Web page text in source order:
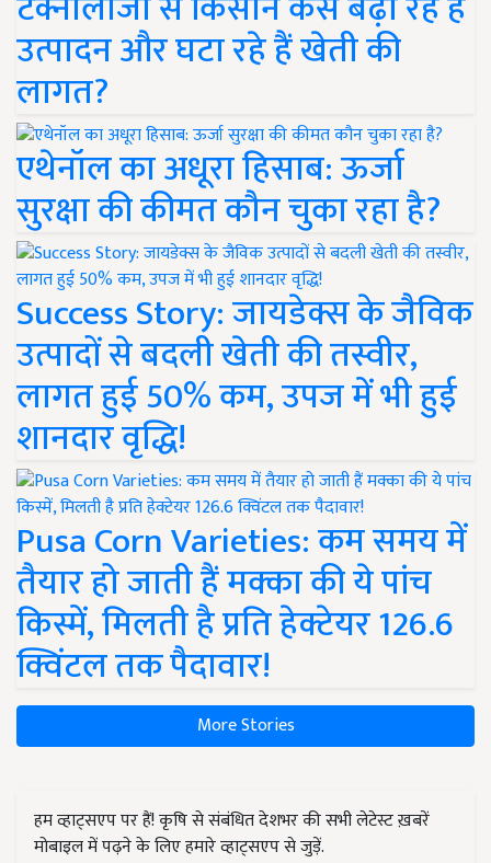
उत्पादन और घटा रहे हैं खेती की
लागत?
एथेनॉल का अधूरा हिसाब: ऊर्जा
सुरक्षा की कीमत कौन चुका रहा है?
Success Story: जायडेक्स के जैविक
उत्पादों से बदली खेती की तस्वीर,
लागत हुई 50% कम, उपज में भी हुई
शानदार वृद्धि!
Pusa Corn Varieties: कम समय में
तैयार हो जाती हैं मक्का की ये पांच
किस्में, मिलती है प्रति हेक्टेयर 126.6
क्विंटल तक पैदावार!
More Stories
हम व्हाट्सएप पर हैं! कृषि से संबंधित देशभर की सभी लेटेस्ट ख़बरें
मोबाइल में पढ़ने के लिए हमारे व्हाट्सएप से जुड़ें.